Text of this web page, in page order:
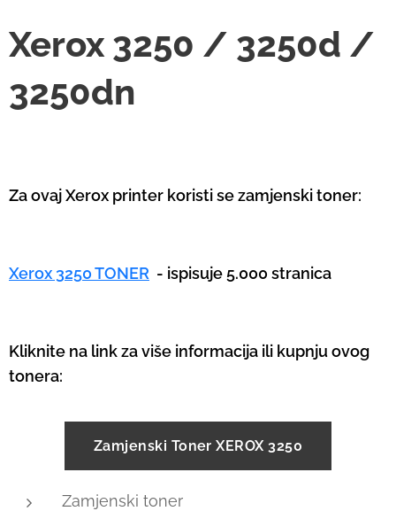
Xerox 3250 / 3250d /
3250dn
Za ovaj Xerox printer koristi se zamjenski toner:
Xerox 3250 TONER - ispisuje 5.000 stranica
Kliknite na link za više informacija ili kupnju ovog
tonera:
Zamjenski Toner XEROX 3250
Zamjenski toner